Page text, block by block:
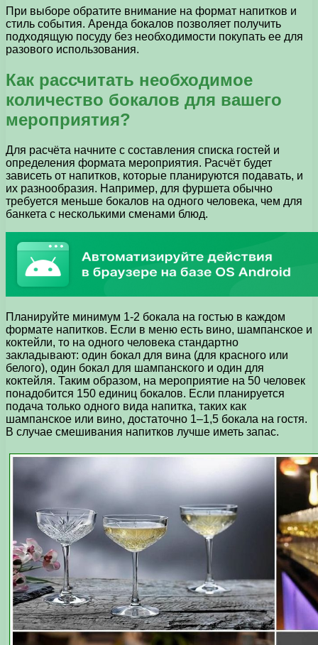
При выборе обратите внимание на формат напитков и
стиль события. Аренда бокалов позволяет получить
подходящую посуду без необходимости покупать ее для
разового использования.
Как рассчитать необходимое
количество бокалов для вашего
мероприятия?
Для расчёта начните с составления списка гостей и
определения формата мероприятия. Расчёт будет
зависеть от напитков, которые планируются подавать, и
их разнообразия. Например, для фуршета обычно
требуется меньше бокалов на одного человека, чем для
банкета с несколькими сменами блюд.
Планируйте минимум 1-2 бокала на гостью в каждом
формате напитков. Если в меню есть вино, шампанское и
коктейли, то на одного человека стандартно
закладывают: один бокал для вина (для красного или
белого), один бокал для шампанского и один для
коктейля. Таким образом, на мероприятие на 50 человек
понадобится 150 единиц бокалов. Если планируется
подача только одного вида напитка, таких как
шампанское или вино, достаточно 1–1,5 бокала на гостя.
В случае смешивания напитков лучше иметь запас.